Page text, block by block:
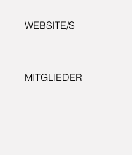
WEBSITE/S
MITGLIEDER